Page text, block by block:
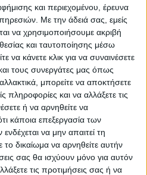
και περιεχομένου, έρευνα
Με την άδειά σας, εμείς
να χρησιμοποιήσουμε ακριβή
και ταυτοποίησης μέσω
κάνετε κλικ για να συναινέσετε
τους συνεργάτες μας όπως
μπορείτε να αποκτήσετε
και να αλλάξετε τις
ή να αρνηθείτε να
κάποια επεξεργασία των
να μην απαιτεί τη
δικαίωμα να αρνηθείτε αυτήν
σας θα ισχύουν μόνο για αυτόν
τις προτιμήσεις σας ή να
την εφημερίδα ΝΕΟΣ
News!
στην περιοχή της
ευρύτερα της Θεσσαλίας
ΕΠΟΜΕΝΟ ΑΡΘΡΟ
Ο νέος λογαριασμός του
ΕΝΦΙΑ στο Ν. Καρδίτσας